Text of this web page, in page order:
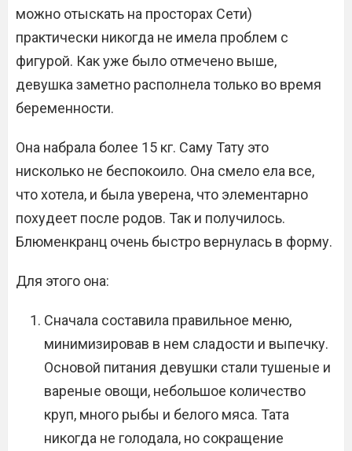
можно отыскать на просторах Сети)
практически никогда не имела проблем с
фигурой. Как уже было отмечено выше,
девушка заметно располнела только во время
беременности.
Она набрала более 15 кг. Саму Тату это
нисколько не беспокоило. Она смело ела все,
что хотела, и была уверена, что элементарно
похудеет после родов. Так и получилось.
Блюменкранц очень быстро вернулась в форму.
Для этого она:
Сначала составила правильное меню,
минимизировав в нем сладости и выпечку.
Основой питания девушки стали тушеные и
вареные овощи, небольшое количество
круп, много рыбы и белого мяса. Тата
никогда не голодала, но сокращение